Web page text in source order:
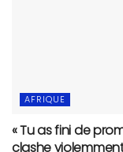
AFRIQUE
« Tu as fini de
clashe